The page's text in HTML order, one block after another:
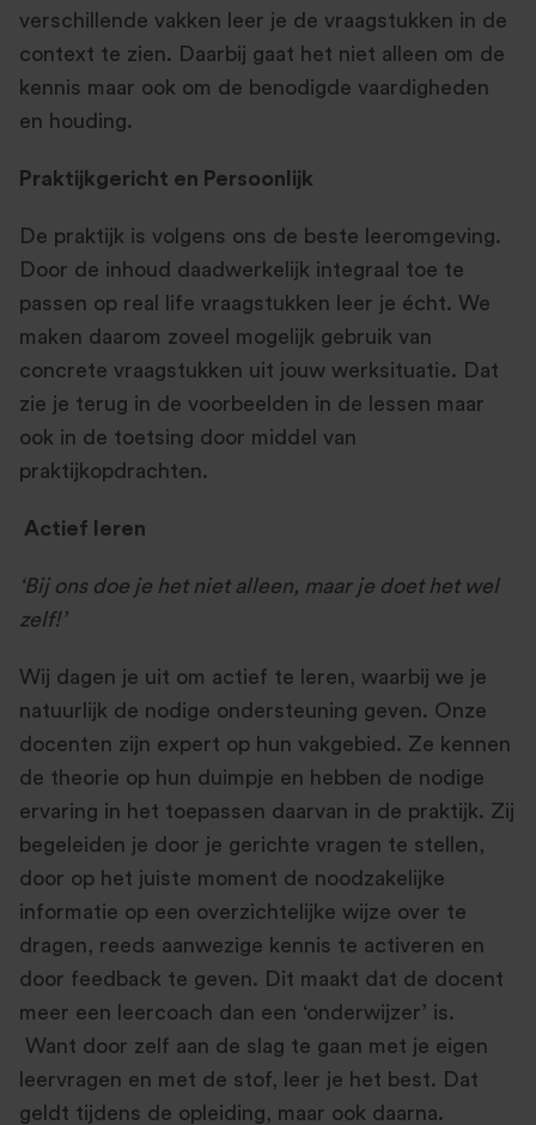
verschillende vakken leer je de vraagstukken in de
context te zien. Daarbij gaat het niet alleen om de
kennis maar ook om de benodigde vaardigheden
en houding.
Praktijkgericht en Persoonlijk
De praktijk is volgens ons de beste leeromgeving.
Door de inhoud daadwerkelijk integraal toe te
passen op real life vraagstukken leer je écht. We
maken daarom zoveel mogelijk gebruik van
concrete vraagstukken uit jouw werksituatie. Dat
zie je terug in de voorbeelden in de lessen maar
ook in de toetsing door middel van
praktijkopdrachten.
Actief leren
‘Bij ons doe je het niet alleen, maar je doet het wel
zelf!’
Wij dagen je uit om actief te leren, waarbij we je
natuurlijk de nodige ondersteuning geven. Onze
docenten zijn expert op hun vakgebied. Ze kennen
de theorie op hun duimpje en hebben de nodige
ervaring in het toepassen daarvan in de praktijk. Zij
begeleiden je door je gerichte vragen te stellen,
door op het juiste moment de noodzakelijke
informatie op een overzichtelijke wijze over te
dragen, reeds aanwezige kennis te activeren en
door feedback te geven. Dit maakt dat de docent
meer een leercoach dan een ‘onderwijzer’ is.
Want door zelf aan de slag te gaan met je eigen
leervragen en met de stof, leer je het best. Dat
geldt tijdens de opleiding, maar ook daarna.